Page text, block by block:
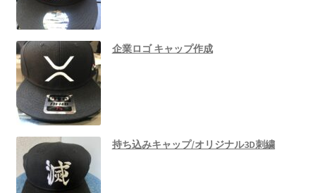
企業ロゴ キャップ作成
持ち込みキャップ/オリジナル3D刺繍